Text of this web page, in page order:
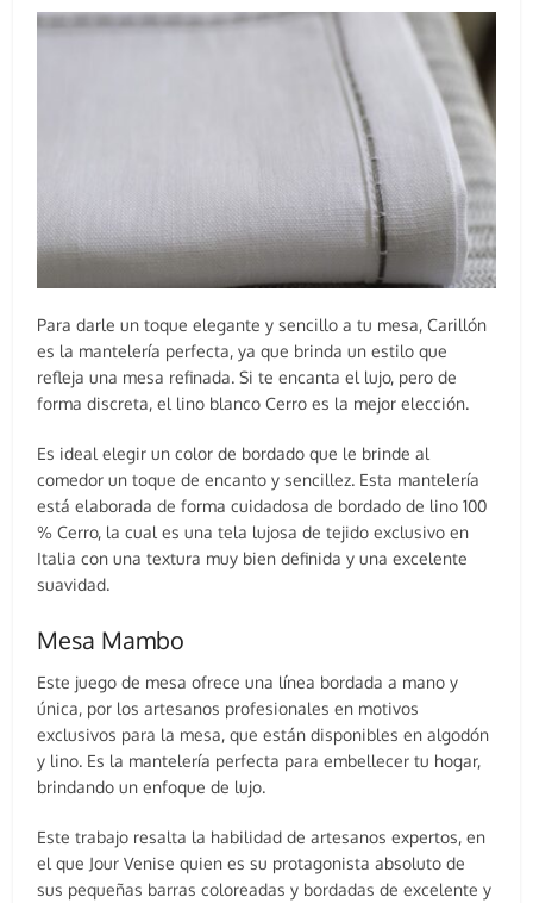
Para darle un toque elegante y sencillo a tu mesa, Carillón
es la mantelería perfecta, ya que brinda un estilo que
refleja una mesa refinada. Si te encanta el lujo, pero de
forma discreta, el lino blanco Cerro es la mejor elección.
Es ideal elegir un color de bordado que le brinde al
comedor un toque de encanto y sencillez. Esta mantelería
está elaborada de forma cuidadosa de bordado de lino 100
% Cerro, la cual es una tela lujosa de tejido exclusivo en
Italia con una textura muy bien definida y una excelente
suavidad.
Mesa Mambo
Este juego de mesa ofrece una línea bordada a mano y
única, por los artesanos profesionales en motivos
exclusivos para la mesa, que están disponibles en algodón
y lino. Es la mantelería perfecta para embellecer tu hogar,
brindando un enfoque de lujo.
Este trabajo resalta la habilidad de artesanos expertos, en
el que Jour Venise quien es su protagonista absoluto de
sus pequeñas barras coloreadas y bordadas de excelente y